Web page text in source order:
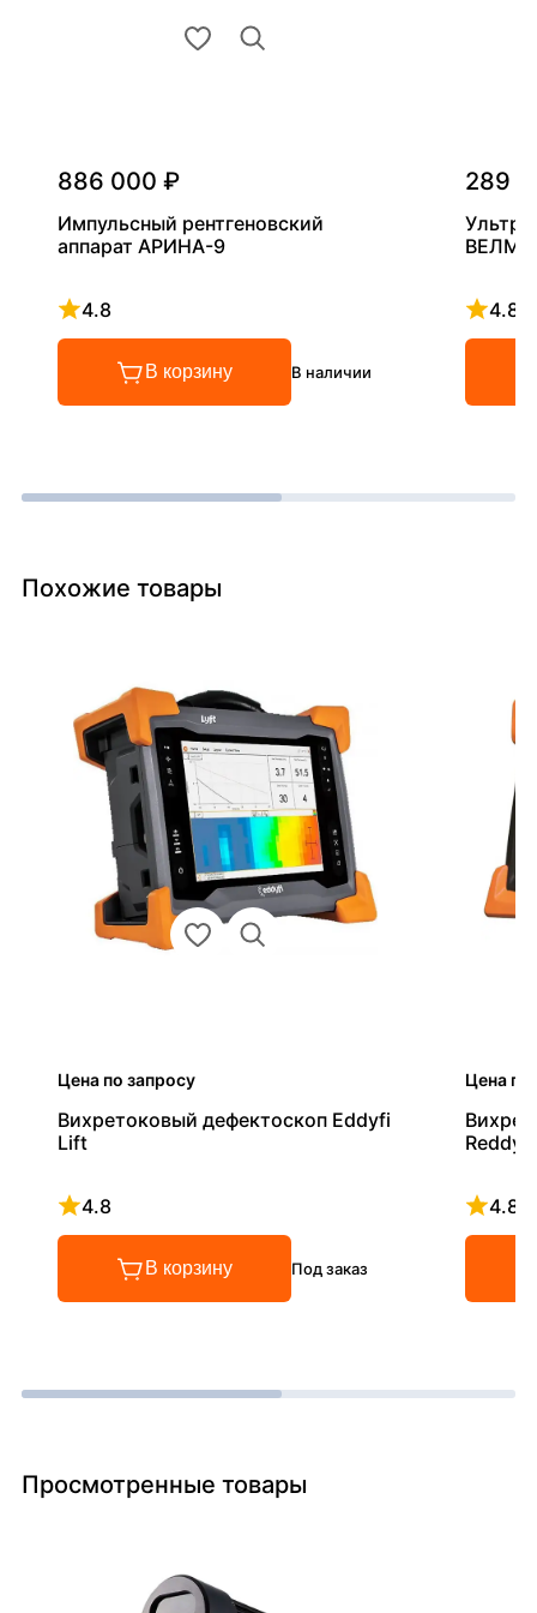
886 000 ₽
Импульсный рентгеновский
аппарат АРИНА-9
4.8
Рейтинг 4.8 из 5
В корзину В наличии
289
4.8
Похожие товары
Цена по запросу
Вихретоковый дефектоскоп Eddyfi
Lift
4.8
Рейтинг 4.8 из 5
В корзину Под заказ
Цена по
Reddy
4.8
Просмотренные товары